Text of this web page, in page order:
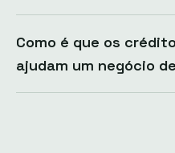
Como é que os
ajudam um negócio